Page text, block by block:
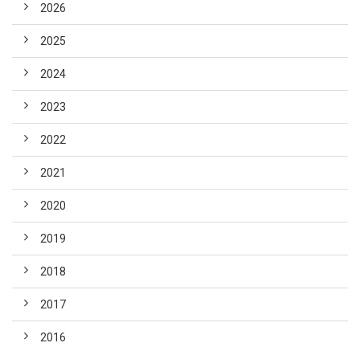
2026
2025
2024
2023
2022
2021
2020
2019
2018
2017
2016